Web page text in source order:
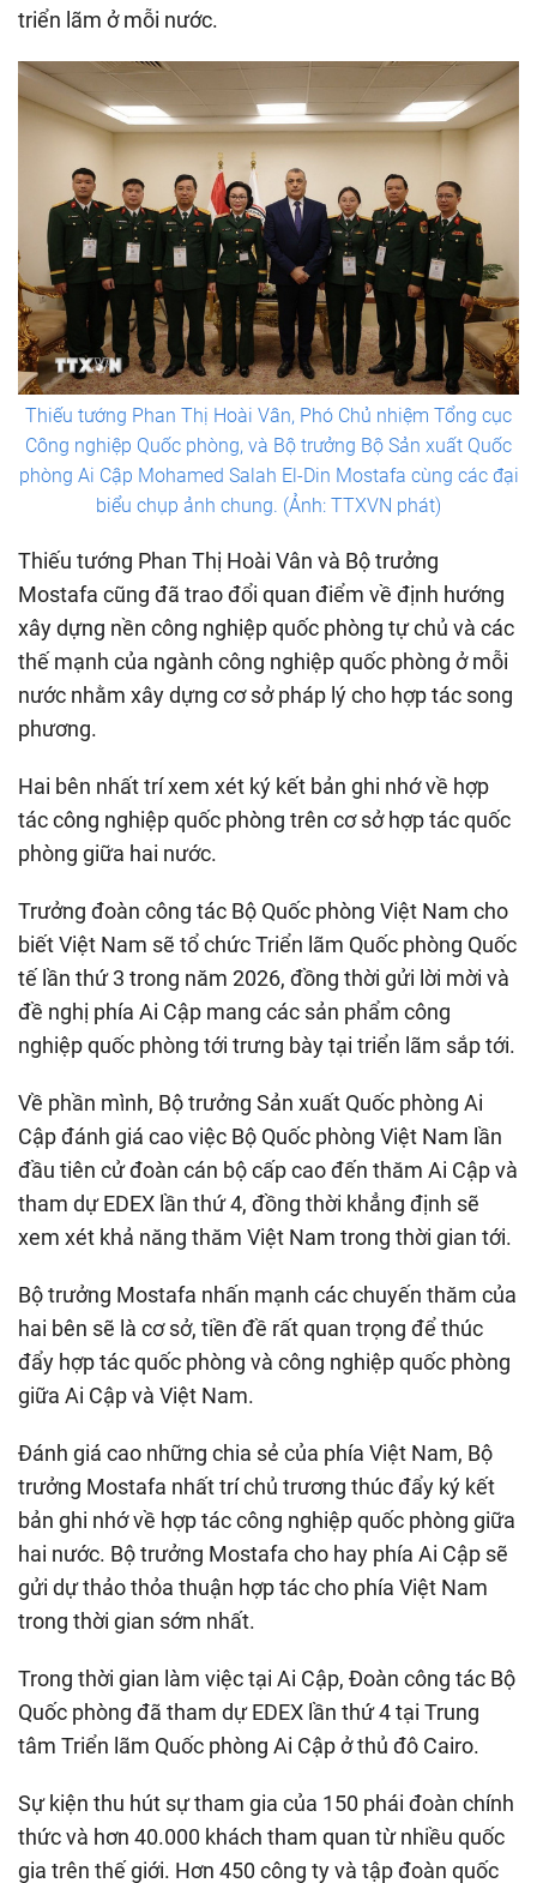
triển lãm ở mỗi nước.
Thiếu tướng Phan Thị Hoài Vân, Phó Chủ nhiệm Tổng cục
Công nghiệp Quốc phòng, và Bộ trưởng Bộ Sản xuất Quốc
phòng Ai Cập Mohamed Salah El-Din Mostafa cùng các đại
biểu chụp ảnh chung. (Ảnh: TTXVN phát)
Thiếu tướng Phan Thị Hoài Vân và Bộ trưởng
Mostafa cũng đã trao đổi quan điểm về định hướng
xây dựng nền công nghiệp quốc phòng tự chủ và các
thế mạnh của ngành công nghiệp quốc phòng ở mỗi
nước nhằm xây dựng cơ sở pháp lý cho hợp tác song
phương.
Hai bên nhất trí xem xét ký kết bản ghi nhớ về hợp
tác công nghiệp quốc phòng trên cơ sở hợp tác quốc
phòng giữa hai nước.
Trưởng đoàn công tác Bộ Quốc phòng Việt Nam cho
biết Việt Nam sẽ tổ chức Triển lãm Quốc phòng Quốc
tế lần thứ 3 trong năm 2026, đồng thời gửi lời mời và
đề nghị phía Ai Cập mang các sản phẩm công
nghiệp quốc phòng tới trưng bày tại triển lãm sắp tới.
Về phần mình, Bộ trưởng Sản xuất Quốc phòng Ai
Cập đánh giá cao việc Bộ Quốc phòng Việt Nam lần
đầu tiên cử đoàn cán bộ cấp cao đến thăm Ai Cập và
tham dự EDEX lần thứ 4, đồng thời khẳng định sẽ
xem xét khả năng thăm Việt Nam trong thời gian tới.
Bộ trưởng Mostafa nhấn mạnh các chuyến thăm của
hai bên sẽ là cơ sở, tiền đề rất quan trọng để thúc
đẩy hợp tác quốc phòng và công nghiệp quốc phòng
giữa Ai Cập và Việt Nam.
Đánh giá cao những chia sẻ của phía Việt Nam, Bộ
trưởng Mostafa nhất trí chủ trương thúc đẩy ký kết
bản ghi nhớ về hợp tác công nghiệp quốc phòng giữa
hai nước. Bộ trưởng Mostafa cho hay phía Ai Cập sẽ
gửi dự thảo thỏa thuận hợp tác cho phía Việt Nam
trong thời gian sớm nhất.
Trong thời gian làm việc tại Ai Cập, Đoàn công tác Bộ
Quốc phòng đã tham dự EDEX lần thứ 4 tại Trung
tâm Triển lãm Quốc phòng Ai Cập ở thủ đô Cairo.
Sự kiện thu hút sự tham gia của 150 phái đoàn chính
thức và hơn 40.000 khách tham quan từ nhiều quốc
gia trên thế giới. Hơn 450 công ty và tập đoàn quốc